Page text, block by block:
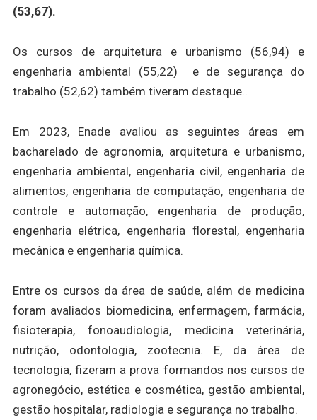
(53,67).
Os cursos de arquitetura e urbanismo (56,94) e
engenharia ambiental (55,22) e de segurança do
trabalho (52,62) também tiveram destaque..
Em 2023, Enade avaliou as seguintes áreas em
bacharelado de agronomia, arquitetura e urbanismo,
engenharia ambiental, engenharia civil, engenharia de
alimentos, engenharia de computação, engenharia de
controle e automação, engenharia de produção,
engenharia elétrica, engenharia florestal, engenharia
mecânica e engenharia química.
Entre os cursos da área de saúde, além de medicina
foram avaliados biomedicina, enfermagem, farmácia,
fisioterapia, fonoaudiologia, medicina veterinária,
nutrição, odontologia, zootecnia. E, da área de
tecnologia, fizeram a prova formandos nos cursos de
agronegócio, estética e cosmética, gestão ambiental,
gestão hospitalar, radiologia e segurança no trabalho.